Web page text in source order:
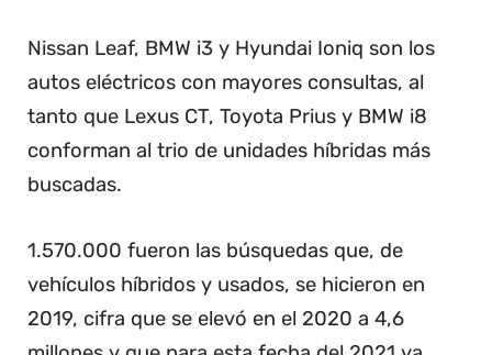
Nissan Leaf, BMW i3 y Hyundai Ioniq son los
autos eléctricos con mayores consultas, al
tanto que Lexus CT, Toyota Prius y BMW i8
conforman al trio de unidades híbridas más
buscadas.
1.570.000 fueron las búsquedas que, de
vehículos híbridos y usados, se hicieron en
2019, cifra que se elevó en el 2020 a 4,6